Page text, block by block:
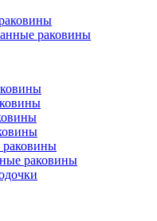
раковины
раковины
раковины